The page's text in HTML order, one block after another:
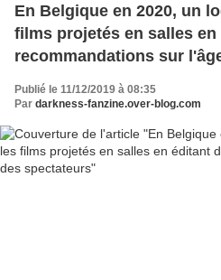
En Belgique en 2020, un
films projetés en salles
recommandations sur
Publié le 11/12/2019 à 08:35
Par darkness-fanzine.over-blog.com